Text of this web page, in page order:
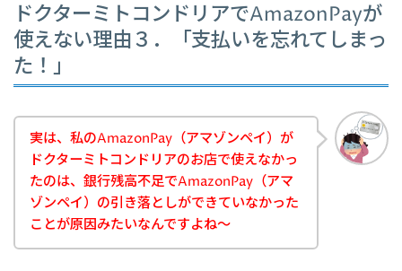
ドクターミトコンドリアでAmazonPayが
使えない理由３．「支払いを忘れてしまっ
た！」
実は、私のAmazonPay（アマゾンペイ）が
ドクターミトコンドリアのお店で使えなかっ
たのは、銀行残高不足でAmazonPay（アマ
ゾンペイ）の引き落としができていなかった
ことが原因みたいなんですよね～